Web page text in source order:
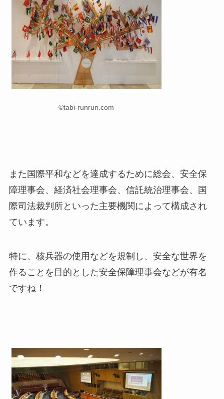
©tabi-runrun.com
また国際平和などを達成するために総会、安全保
障理事会、経済社会理事会、信託統治理事会、国
際司法裁判所といった主要機関によって構成され
ています。
特に、核兵器の使用などを規制し、安全な世界を
作ることを目的とした安全保障理事会などが有名
ですね！